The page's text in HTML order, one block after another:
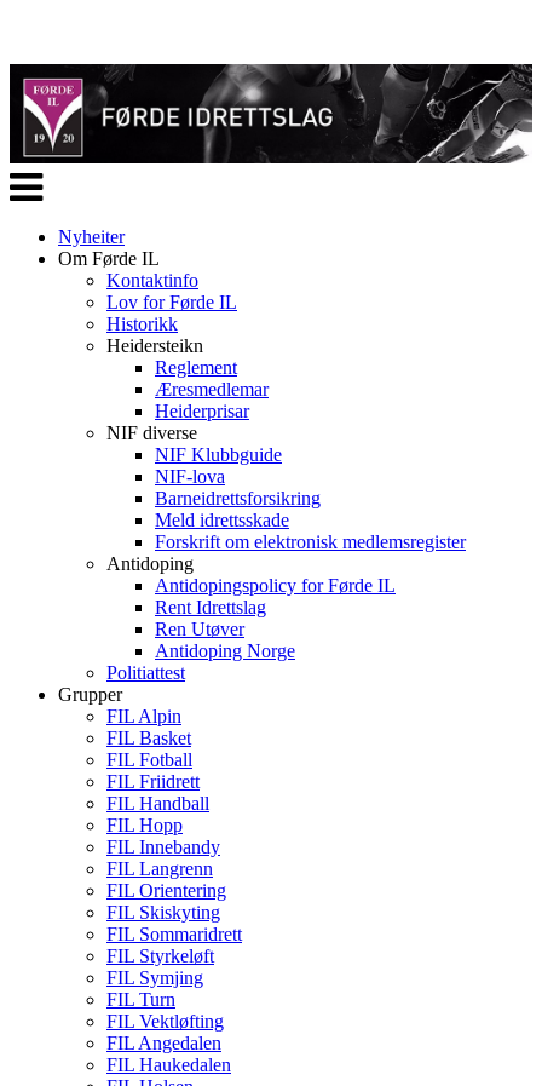
Veksle
navigasjon
Nyheiter
Om Førde IL
Kontaktinfo
Lov for Førde IL
Historikk
Heidersteikn
Reglement
Æresmedlemar
Heiderprisar
NIF diverse
NIF Klubbguide
NIF-lova
Barneidrettsforsikring
Meld idrettsskade
Forskrift om elektronisk medlemsregister
Antidoping
Antidopingspolicy for Førde IL
Rent Idrettslag
Ren Utøver
Antidoping Norge
Politiattest
Grupper
FIL Alpin
FIL Basket
FIL Fotball
FIL Friidrett
FIL Handball
FIL Hopp
FIL Innebandy
FIL Langrenn
FIL Orientering
FIL Skiskyting
FIL Sommaridrett
FIL Styrkeløft
FIL Symjing
FIL Turn
FIL Vektløfting
FIL Angedalen
FIL Haukedalen